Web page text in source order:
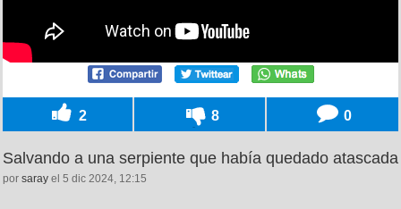
2 8 0
Salvando a una serpiente que había quedado atascada
por saray el 5 dic 2024, 12:15